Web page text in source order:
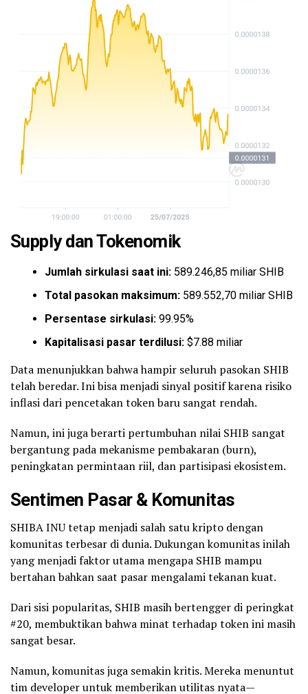
Supply dan Tokenomik
Jumlah sirkulasi saat ini: 589.246,85 miliar SHIB
Total pasokan maksimum: 589.552,70 miliar SHIB
Persentase sirkulasi: 99.95%
Kapitalisasi pasar terdilusi: $7.88 miliar
Data menunjukkan bahwa hampir seluruh pasokan SHIB
telah beredar. Ini bisa menjadi sinyal positif karena risiko
inflasi dari pencetakan token baru sangat rendah.
Namun, ini juga berarti pertumbuhan nilai SHIB sangat
bergantung pada mekanisme pembakaran (burn),
peningkatan permintaan riil, dan partisipasi ekosistem.
Sentimen Pasar & Komunitas
SHIBA INU tetap menjadi salah satu kripto dengan
komunitas terbesar di dunia. Dukungan komunitas inilah
yang menjadi faktor utama mengapa SHIB mampu
bertahan bahkan saat pasar mengalami tekanan kuat.
Dari sisi popularitas, SHIB masih bertengger di peringkat
#20, membuktikan bahwa minat terhadap token ini masih
sangat besar.
Namun, komunitas juga semakin kritis. Mereka menuntut
tim developer untuk memberikan utilitas nyata—